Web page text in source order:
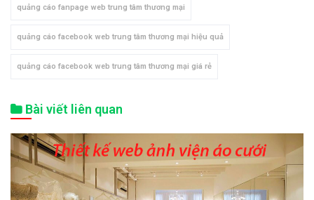
quảng cáo fanpage web trung tâm thương mại
quảng cáo facebook web trung tâm thương mại hiệu quả
quảng cáo facebook web trung tâm thương mại giá rẻ
Bài viết liên quan